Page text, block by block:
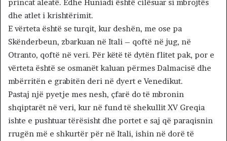
princat aleatë. Edhe Huniadi është cilësuar si mbrojtës
dhe atlet i krishtërimit.
E vërteta është se turqit, kur deshën, me ose pa
Skënderbeun, zbarkuan në Itali – qoftë në jug, në
Otranto, qoftë në veri. Për këtë të dytën flitet pak, por e
vërteta është se osmanët kaluan përmes Dalmacisë dhe
mbërritën e grabitën deri në dyert e Venedikut.
Pastaj një pyetje mes nesh, çfarë do të mbronin
shqiptarët në veri, kur në fund të shekullit XV Greqia
ishte e pushtuar tërësisht dhe portet e saj që paraqisnin
rrugën më e shkurtër për në Itali, ishin në dorë të